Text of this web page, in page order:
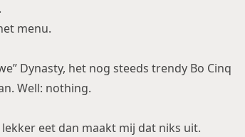
menu.
Dynasty, het nog steeds trendy Bo Cinq
Well: nothing.
eet dan maakt mij dat niks uit.